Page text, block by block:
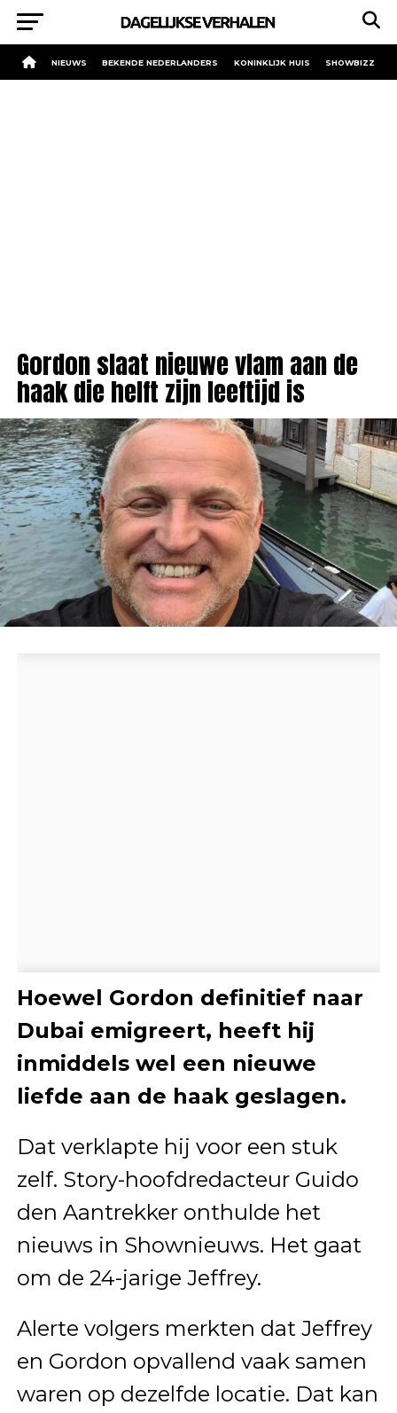
NIEUWS BEKENDE NEDERLANDERS KONINKLIJK HUIS SHOWBIZZ
Gordon slaat nieuwe vlam aan de
haak die helft zijn leeftijd is
Hoewel Gordon definitief naar
Dubai emigreert, heeft hij
inmiddels wel een nieuwe
liefde aan de haak geslagen.
Dat verklapte hij voor een stuk
zelf. Story-hoofdredacteur Guido
den Aantrekker onthulde het
nieuws in Shownieuws. Het gaat
om de 24-jarige Jeffrey.
Alerte volgers merkten dat Jeffrey
en Gordon opvallend vaak samen
waren op dezelfde locatie. Dat kan